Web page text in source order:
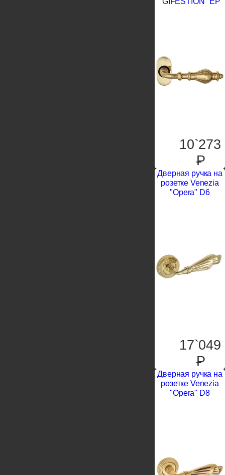
10`273
P
Дверная ручка на
розетке Venezia
"Opera" D6
17`049
P
Дверная ручка на
розетке Venezia
"Opera" D8